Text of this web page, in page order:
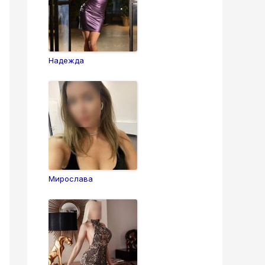
Надежда
Мирослава